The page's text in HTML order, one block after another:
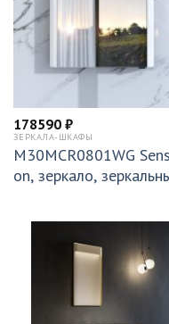
178590 ₽
ЗЕРКАЛА-ШКАФЫ
M30MCR0801WG
on, зеркало,
дсветкой, белый,